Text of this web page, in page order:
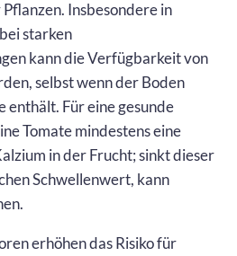
Insbesondere in
starken
kann die Verfügbarkeit von
selbst wenn der Boden
Für eine gesunde
Tomate mindestens eine
in der Frucht; sinkt dieser
Schwellenwert, kann
erhöhen das Risiko für